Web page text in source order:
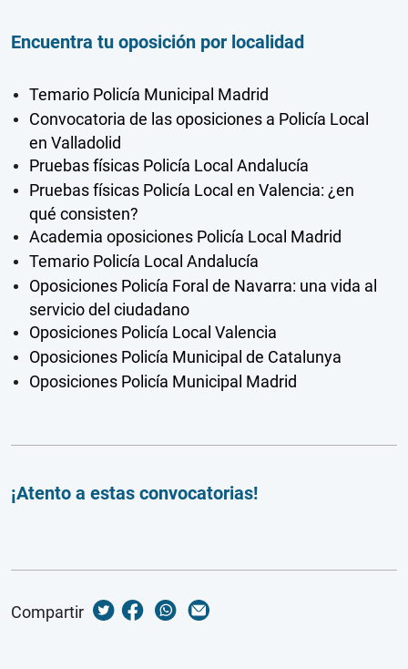
Encuentra tu oposición por localidad
Temario Policía Municipal Madrid
Convocatoria de las oposiciones a Policía Local
en Valladolid
Pruebas físicas Policía Local Andalucía
Pruebas físicas Policía Local en Valencia: ¿en
qué consisten?
Academia oposiciones Policía Local Madrid
Temario Policía Local Andalucía
Oposiciones Policía Foral de Navarra: una vida al
servicio del ciudadano
Oposiciones Policía Local Valencia
Oposiciones Policía Municipal de Catalunya
Oposiciones Policía Municipal Madrid
¡Atento a estas convocatorias!
Compartir